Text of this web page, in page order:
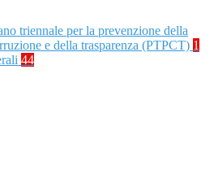
triennale per la prevenzione della
e della trasparenza (PTPCT) 1
44